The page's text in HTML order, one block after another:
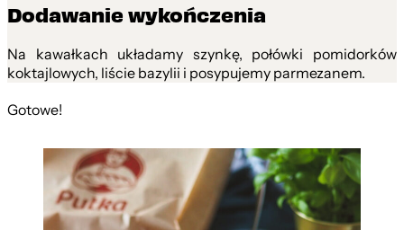
Dodawanie wykończenia
Na kawałkach układamy szynkę, połówki pomidorków
koktajlowych, liście bazylii i posypujemy parmezanem.
Gotowe!